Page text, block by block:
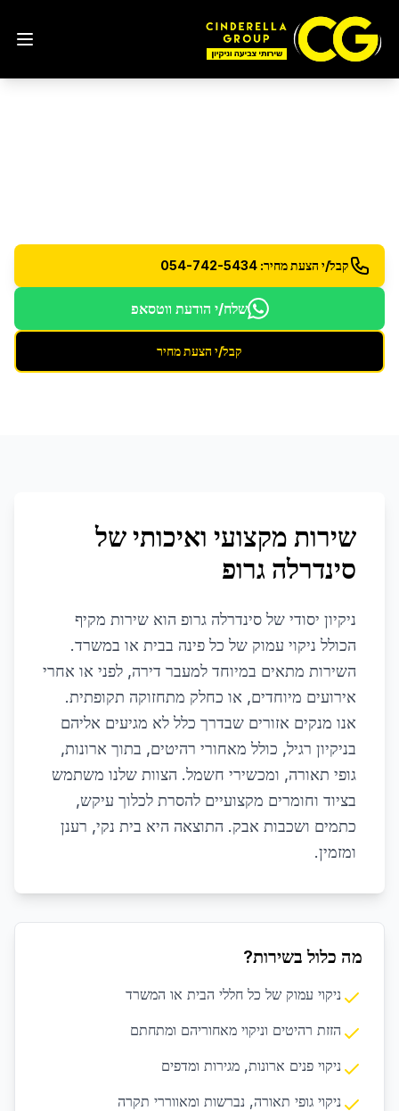
קבל/י הצעת מחיר: 054-742-5434
שלח/י הודעת ווטסאפ
קבל/י הצעת מחיר
שירות מקצועי ואיכותי של
סינדרלה גרופ
ניקיון יסודי של סינדרלה גרופ הוא שירות מקיף
הכולל ניקוי עמוק של כל פינה בבית או במשרד.
השירות מתאים במיוחד למעבר דירה, לפני או אחרי
אירועים מיוחדים, או כחלק מתחזוקה תקופתית.
אנו מנקים אזורים שבדרך כלל לא מגיעים אליהם
בניקיון רגיל, כולל מאחורי רהיטים, בתוך ארונות,
גופי תאורה, ומכשירי חשמל. הצוות שלנו משתמש
בציוד וחומרים מקצועיים להסרת לכלוך עיקש,
כתמים ושכבות אבק. התוצאה היא בית נקי, רענן
ומזמין.
מה כלול בשירות?
ניקוי עמוק של כל חללי הבית או המשרד
הזזת רהיטים וניקוי מאחוריהם ומתחתם
ניקוי פנים ארונות, מגירות ומדפים
ניקוי גופי תאורה, נברשות ומאווררי תקרה